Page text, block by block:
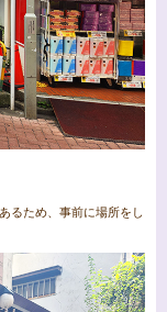
るため、事前に場所をし